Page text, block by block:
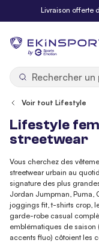
Allez au contenu
Livraison offerte
by
Voir tout Lifestyle
Lifestyle
streetwear
Vous cherchez des
streetwear urbain au
signature des plus
Jordan Jumpman, Puma,
joggings fit, t-shirts crop,
garde-robe casual
emblématiques de saison
accents fluo) côtoient les